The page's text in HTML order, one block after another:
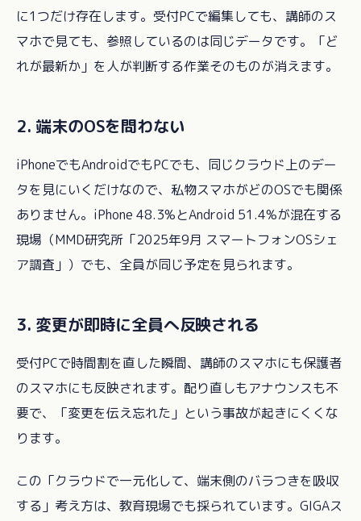
に1つだけ存在します。受付PCで編集しても、講師のス
マホで見ても、参照しているのは同じデータです。「ど
れが最新か」を人が判断する作業そのものが消えます。
2. 端末のOSを問わない
iPhoneでもAndroidでもPCでも、同じクラウド上のデー
タを見にいくだけなので、私物スマホがどのOSでも関係
ありません。iPhone 48.3%とAndroid 51.4%が混在する
現場（MMD研究所「2025年9月 スマートフォンOSシェ
ア調査」）でも、全員が同じ予定を見られます。
3. 変更が即時に全員へ反映される
受付PCで時間割を直した瞬間、講師のスマホにも保護者
のスマホにも反映されます。配り直しもアナウンスも不
要で、「変更を伝え忘れた」という事故が起きにくくな
ります。
この「クラウドで一元化して、端末側のバラつきを吸収
する」考え方は、教育現場でも採られています。GIGAス